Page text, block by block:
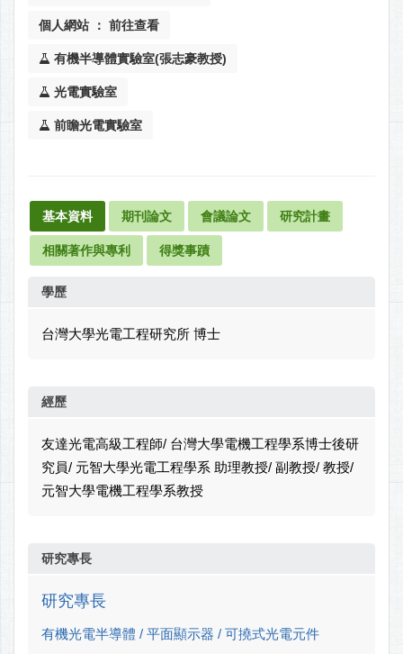
個人網站 ： 前往查看
有機半導體實驗室(張志豪教授)
光電實驗室
前瞻光電實驗室
基本資料 期刊論文 會議論文 研究計畫
相關著作與專利 得獎事蹟
學歷
台灣大學光電工程研究所 博士
經歷
友達光電高級工程師/ 台灣大學電機工程學系博士後研
究員/ 元智大學光電工程學系 助理教授/ 副教授/ 教授/
元智大學電機工程學系教授
研究專長
研究專長
有機光電半導體 / 平面顯示器 / 可撓式光電元件